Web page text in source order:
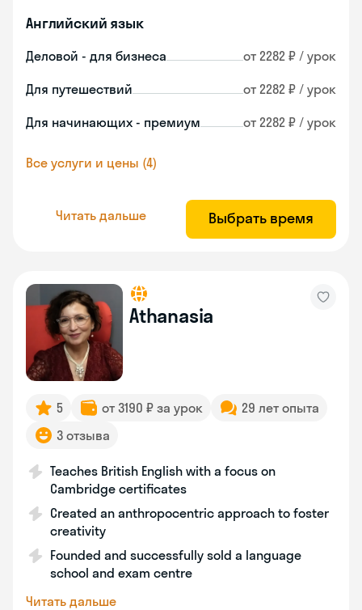
Английский язык
Деловой - для бизнеса от 2282 ₽ / урок
Для путешествий от 2282 ₽ / урок
Для начинающих - премиум от 2282 ₽ / урок
Все услуги и цены (4)
Читать дальше Выбрать время
Athanasia
5 от 3190 ₽ за урок
29 лет опыта
3 отзыва
Teaches British English with a focus on
Cambridge certificates
Created an anthropocentric approach to foster
creativity
Founded and successfully sold a language
school and exam centre
Читать дальше